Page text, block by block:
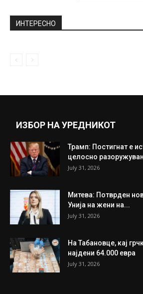
ИНТЕРЕСНО
ИЗБОР НА УРЕДНИКОТ
Трамп: Постигнат е
целосно
July 31, 2026
Митева: Потврден
Унија на жени на...
July 31, 2026
На Табановце, кај
најдени 64.000 евра
July 31, 2026